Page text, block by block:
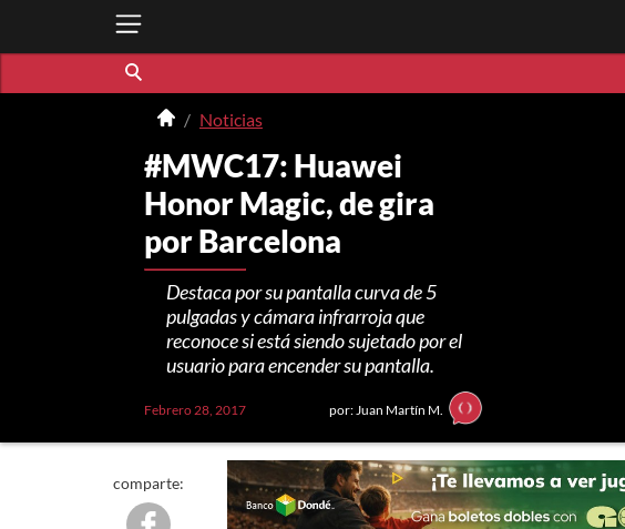
Noticias
#MWC17: Huawei
Honor Magic, de gira
por Barcelona
Destaca por su pantalla curva de 5
pulgadas y cámara infrarroja que
reconoce si está siendo sujetado por el
usuario para encender su pantalla.
Febrero 28, 2017 por: Juan Martín M.
comparte: